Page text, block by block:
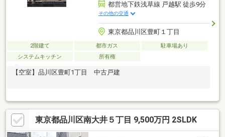
都営地下鉄浅草線 戸越駅 徒歩9分
その他の交通
東京都品川区豊町１丁目
2階建て 都市ガス
駐車場あり
システムキッチン
所有権
【空室】品川区豊町1丁目 中古戸建
東京都品川区南大井５丁目 9,500万円 2SLDK